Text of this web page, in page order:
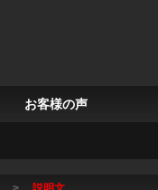
お客様の声